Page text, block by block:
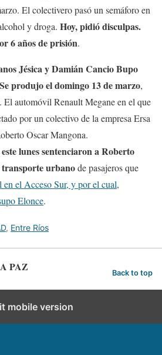
El colectivero pasó un semáforo en
y droga. Hoy, pidió disculpas.
6 años de prisión.
Jésica y Damián Cancio Bupo
produjo el domingo 13 de marzo,
El automóvil Renault Megane en el que
por un colectivo de la empresa Ersa
Oscar Mangona.
lunes sentenciaron a Roberto
urbanode pasajeros que
en el Acceso Sur, y por el cual,
Elonce.
, Entre Ríos
PAZ Back to top
mobile version